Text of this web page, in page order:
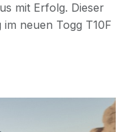
mit Erfolg. Dieser
neuen Togg T10F